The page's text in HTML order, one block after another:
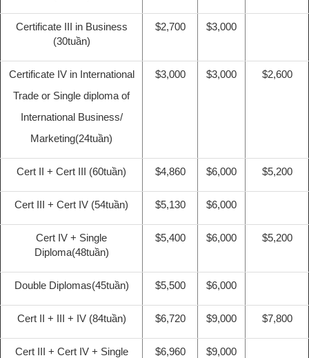
Certificate III in Business
(30tuần)
$2,700 $3,000
Certificate IV in International
Trade or Single diploma of
International Business/
Marketing(24tuần)
$3,000 $3,000 $2,600
Cert II + Cert III (60tuần) $4,860 $6,000 $5,200
Cert III + Cert IV (54tuần) $5,130 $6,000
Cert IV + Single
Diploma(48tuần)
$5,400 $6,000 $5,200
Double Diplomas(45tuần) $5,500 $6,000
Cert II + III + IV (84tuần) $6,720 $9,000 $7,800
Cert III + Cert IV + Single
$6,960 $9,000